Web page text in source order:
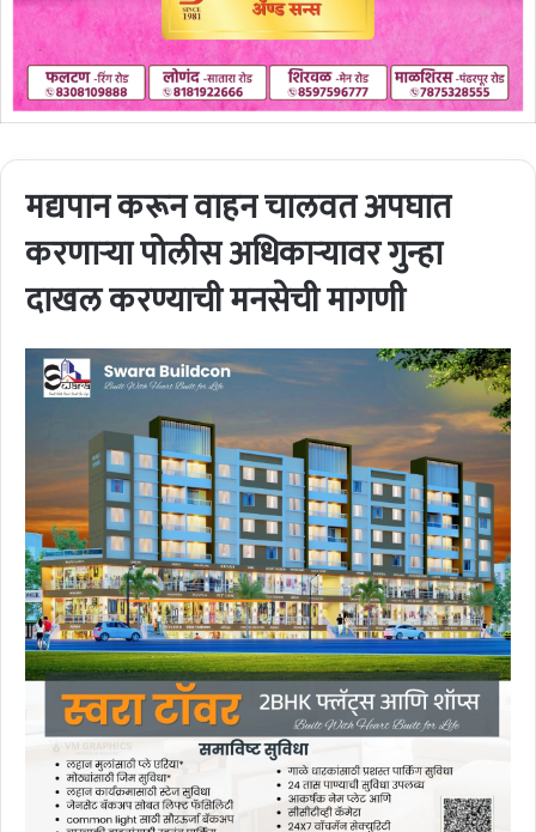
मद्यपान करून वाहन चालवत अपघात
करणार्‍या पोलीस अधिकार्‍यावर गुन्हा
दाखल करण्याची मनसेची मागणी